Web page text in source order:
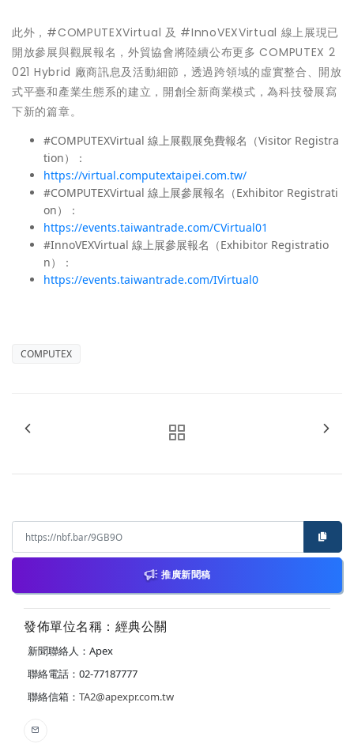
此外，#COMPUTEXVirtual 及 #InnoVEXVirtual 線上展現已
開放參展與觀展報名，外貿協會將陸續公布更多 COMPUTEX 2
021 Hybrid 廠商訊息及活動細節，透過跨領域的虛實整合、開放
式平臺和產業生態系的建立，開創全新商業模式，為科技發展寫
下新的篇章。
#COMPUTEXVirtual 線上展觀展免費報名（Visitor Registra
tion）：
https://virtual.computextaipei.com.tw/
#COMPUTEXVirtual 線上展參展報名（Exhibitor Registrati
on）：
https://events.taiwantrade.com/CVirtual01
#InnoVEXVirtual 線上展參展報名（Exhibitor Registratio
n）：
https://events.taiwantrade.com/IVirtual0
COMPUTEX
推廣新聞稿
發佈單位名稱：經典公關
新聞聯絡人：Apex
聯絡電話：02-77187777
聯絡信箱： TA2@apexpr.com.tw